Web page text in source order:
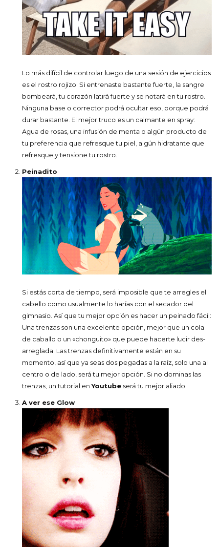
Lo más difícil de controlar luego de una sesión de ejercicios
es el rostro rojizo. Si entrenaste bastante fuerte, la sangre
bombeará, tu corazón latirá fuerte y se notará en tu rostro.
Ninguna base o corrector podrá ocultar eso, porque podrá
durar bastante. El mejor truco es un calmante en spray:
Agua de rosas, una infusión de menta o algún producto de
tu preferencia que refresque tu piel, algún hidratante que
refresque y tensione tu rostro.
Peinadito
Si estás corta de tiempo, será imposible que te arregles el
cabello como usualmente lo harías con el secador del
gimnasio. Así que tu mejor opción es hacer un peinado fácil:
Una trenzas son una excelente opción, mejor que un cola
de caballo o un «chonguito» que puede hacerte lucir des-
arreglada. Las trenzas definitivamente están en su
momento, así que ya seas dos pegadas a la raíz, solo una al
centro o de lado, será tu mejor opción. Si no dominas las
trenzas, un tutorial enYoutube será tu mejor aliado.
A ver ese Glow